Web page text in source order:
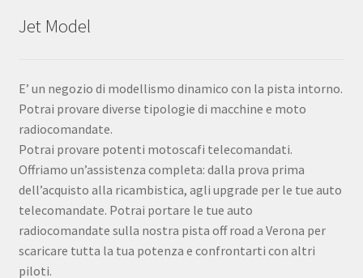
Jet Model
E’ un negozio di modellismo dinamico con la pista intorno.
Potrai provare diverse tipologie di macchine e moto
radiocomandate.
Potrai provare potenti motoscafi telecomandati.
Offriamo un’assistenza completa: dalla prova prima
dell’acquisto alla ricambistica, agli upgrade per le tue auto
telecomandate. Potrai portare le tue auto
radiocomandate sulla nostra pista off road a Verona per
scaricare tutta la tua potenza e confrontarti con altri
piloti.